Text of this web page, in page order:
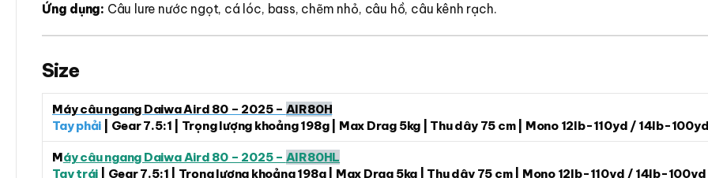
Ứng dụng: Câu lure nước ngọt, cá lóc, bass, chẽm nhỏ, câu hồ, câu kênh rạch.
Size
Máy câu ngang Daiwa Aird 80 – 2025 – AIR80H
Tay phải | Gear 7.5:1 | Trọng lượng khoảng 198g | Max Drag 5kg | Thu dây 75 cm | Mono 12lb-110yd / 14lb-
Máy câu ngang Daiwa Aird 80 – 2025 – AIR80HL
Tay trái | Gear 7.5:1 | Trọng lượng khoảng 198g | Max Drag 5kg | Thu dây 75 cm | Mono 12lb-110yd / 14lb-100yd